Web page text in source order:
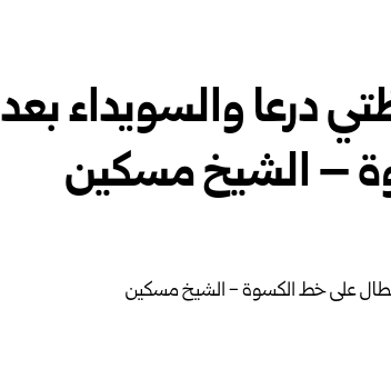
درعا والسويداء بعد
– الشيخ مسكين